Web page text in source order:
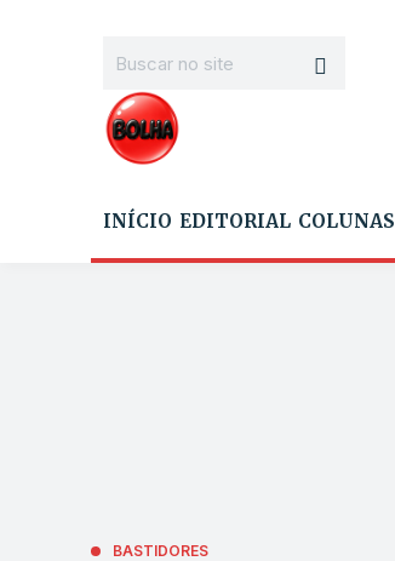
INÍCIO EDITORIAL COLUNAS
BASTIDORES